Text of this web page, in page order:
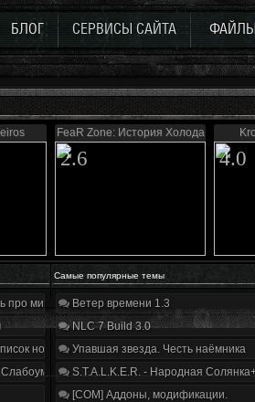
БЛОГ СЕРВИСЫ САЙТА
FeaR Zone: История Холода
2.6 4.0
Самые популярные темы
про мир, геймплей и сюжет | Разбор трейлера
нововведений
и отвага
Ветер времени 1.3
NLC 7 Build 3.0
Упавшая звезда. Честь наёмника
S.T.A.L.K.E.R. - Народная
[COM] Аддоны, модификации.